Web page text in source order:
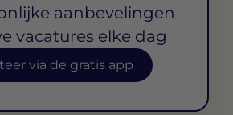
aanbevelingen
vacatures elke dag
via de gratis app